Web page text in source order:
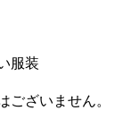
服装
ざいません。